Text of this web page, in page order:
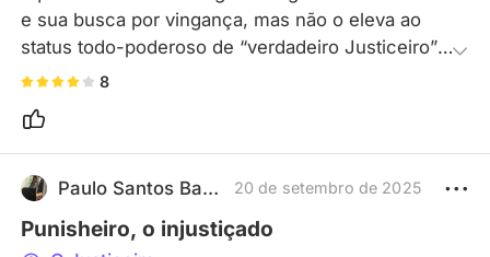
e sua busca por vingança, mas não o eleva ao
status todo-poderoso de “verdadeiro Justiceiro”.
A apresentação de seu lado humano e
com que a história pareça um pouco clichê. Mas
apesar dessas questões, o ator principal é bem
legal, e a batalha final tem seus momentos bons.
assistir.
8
Paulo Santos Balbino 20 de setembro de 2025
Punisheiro, o injustiçado